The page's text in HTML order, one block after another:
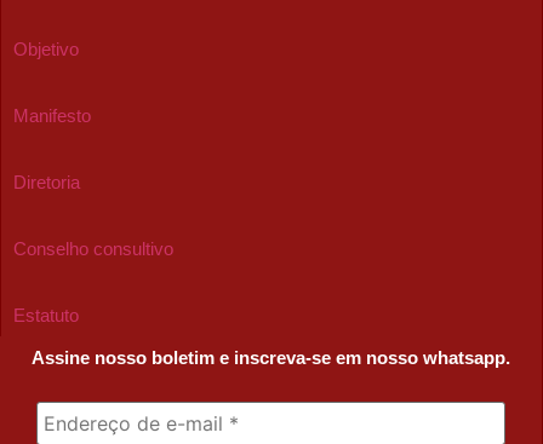
Objetivo
Manifesto
Diretoria
Conselho consultivo
Estatuto
Assine nosso boletim e inscreva-se em nosso whatsapp.